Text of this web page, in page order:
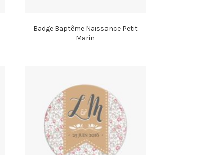
Badge Baptême Naissance Petit
Marin